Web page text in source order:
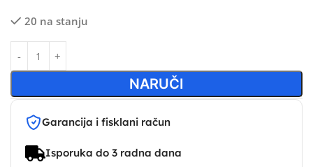
20 na stanju
NARUČI
Garancija i fisklani račun
Isporuka do 3 radna dana